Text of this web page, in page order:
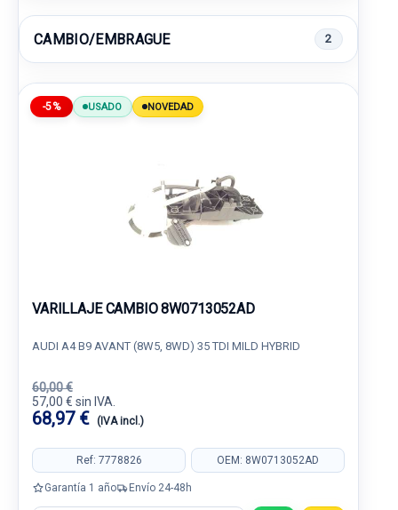
CAMBIO/EMBRAGUE 2
-5% USADO NOVEDAD
VARILLAJE CAMBIO 8W0713052AD
AUDI A4 B9 AVANT (8W5, 8WD) 35 TDI MILD HYBRID
60,00 €
57,00 € sin IVA.
68,97 € (IVA incl.)
Ref: 7778826 OEM: 8W0713052AD
Garantía 1 año Envío 24-48h